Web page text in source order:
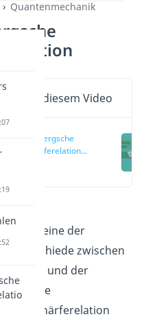
Quantenmechanik
in diesem Video
Heisenbergsche
Unschärferelation
ist eine der
Unterschiede zwischen
Physik und der
Wie die
Unschärferelation